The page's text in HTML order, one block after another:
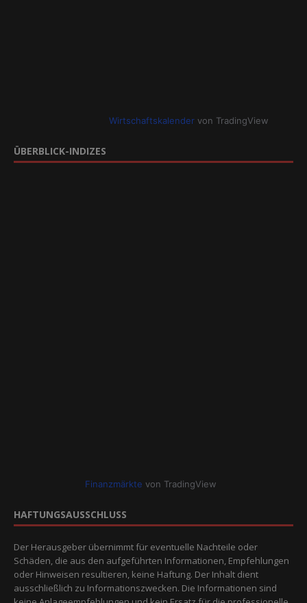
Wirtschaftskalendervon TradingView
ÜBERBLICK-INDIZES
Finanzmärkte von TradingView
HAFTUNGSAUSSCHLUSS
Der Herausgeber übernimmt für eventuelle Nachteile oder
Schäden, die aus den aufgeführten Informationen, Empfehlungen
oder Hinweisen resultieren, keine Haftung. Der Inhalt dient
ausschließlich zu Informationszwecken. Die Informationen sind